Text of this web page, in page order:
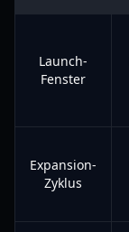
Launch-
Fenster
Expansion-
Zyklus